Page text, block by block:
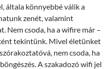
általa könnyebbé válik a
zenét, valamint
Nem csoda, ha a wifire már –
tekintünk. Mivel életünket
nem csoda, ha
A szakadozó wifi jel